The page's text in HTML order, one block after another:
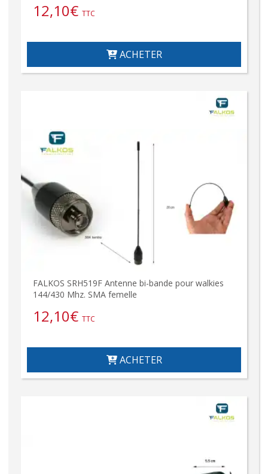
12,10€ TTC
ACHETER
FALKOS SRH519F Antenne bi-bande pour walkies
144/430 Mhz. SMA femelle
12,10€ TTC
ACHETER